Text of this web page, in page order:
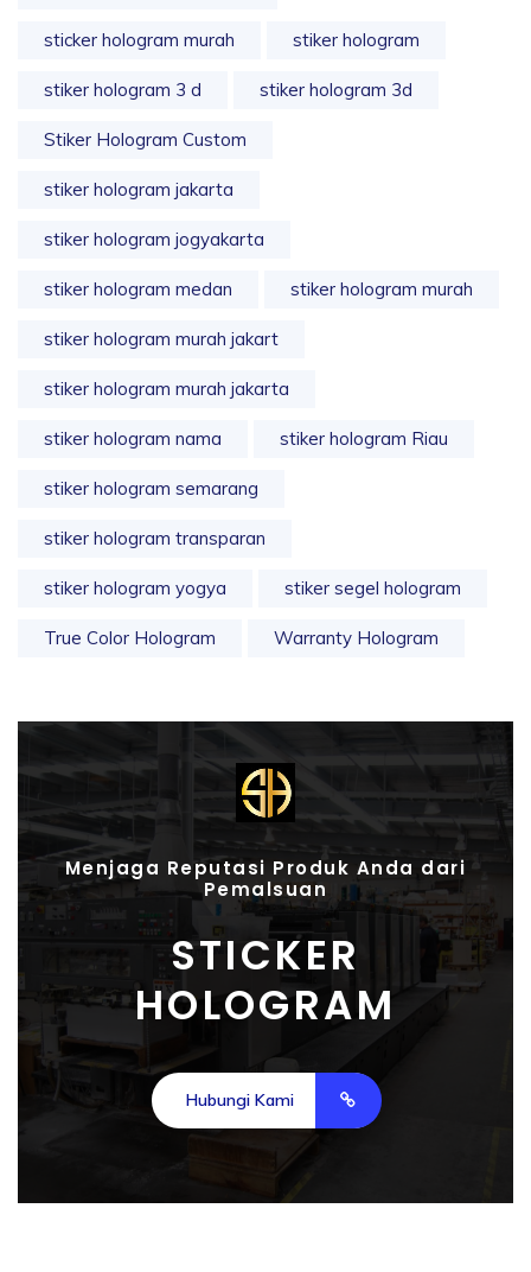
sticker hologram murah stiker hologram
stiker hologram 3 d stiker hologram 3d
Stiker Hologram Custom
stiker hologram jakarta
stiker hologram jogyakarta
stiker hologram medan stiker hologram murah
stiker hologram murah jakart
stiker hologram murah jakarta
stiker hologram nama stiker hologram Riau
stiker hologram semarang
stiker hologram transparan
stiker hologram yogya stiker segel hologram
True Color Hologram Warranty Hologram
Menjaga Reputasi Produk Anda dari
Pemalsuan
STICKER
HOLOGRAM
Hubungi Kami